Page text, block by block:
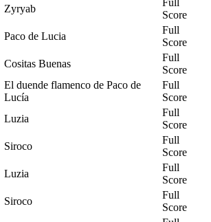
Zyryab
Full
Score
Paco de Lucia
Full
Score
Cositas Buenas
Full
Score
El duende flamenco de Paco de
Lucía
Full
Score
Luzia
Full
Score
Siroco
Full
Score
Luzia
Full
Score
Siroco
Full
Score